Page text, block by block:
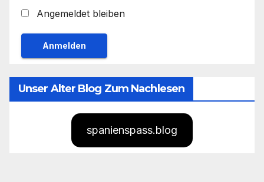
Angemeldet bleiben
Unser Alter Blog Zum Nachlesen
spanienspass.blog